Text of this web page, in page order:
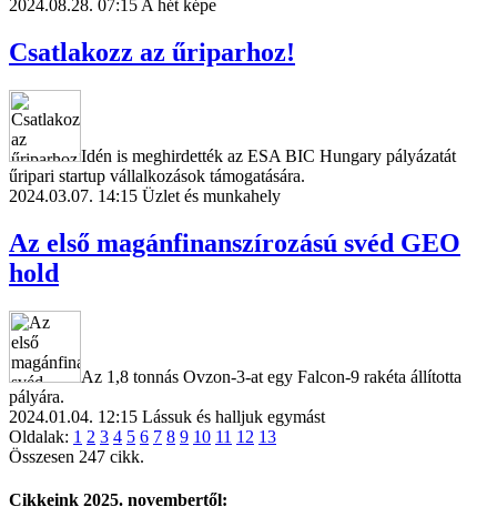
2024.08.28. 07:15 A hét képe
Csatlakozz az űriparhoz!
Idén is meghirdették az ESA BIC Hungary pályázatát
űripari startup vállalkozások támogatására.
2024.03.07. 14:15 Üzlet és munkahely
Az első magánfinanszírozású svéd GEO
hold
Az 1,8 tonnás Ovzon-3-at egy Falcon-9 rakéta állította
pályára.
2024.01.04. 12:15 Lássuk és halljuk egymást
Oldalak: 1 2 3 4 5 6 7 8 9 10 11 12 13
Összesen 247 cikk.
Cikkeink 2025. novembertől: